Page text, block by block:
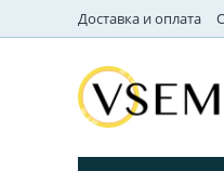
Доставка и оплата